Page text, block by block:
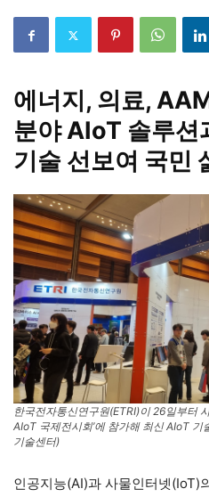
에너지, 의료,
분야 AIoT 솔루션
기술 선보여 국민
한국전자통신연구원(ETRI)이 26일부터
AIoT 국제전시회’에 참가해 최신 AIoT
기술센터)
인공지능(AI)과 사물인터넷(IoT)